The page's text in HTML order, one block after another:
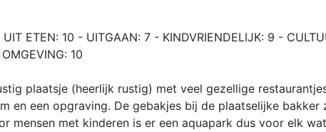
ETEN: 10 - UITGAAN: 7 - KINDVRIENDELIJK: 9 -
10
plaatsje (heerlijk rustig) met veel gezellige
en een opgraving. De gebakjes bij de plaatselijke bakker
mensen met kinderen is er een aquapark dus voor elk